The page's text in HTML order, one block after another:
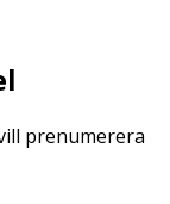
prenumerera